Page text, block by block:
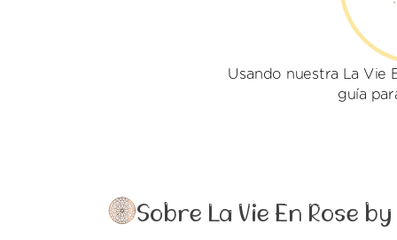
Usando nuestra La Vie
guía
Sobre La Vie En Rose